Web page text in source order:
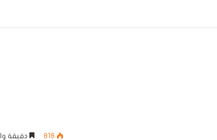
818 دقيقة